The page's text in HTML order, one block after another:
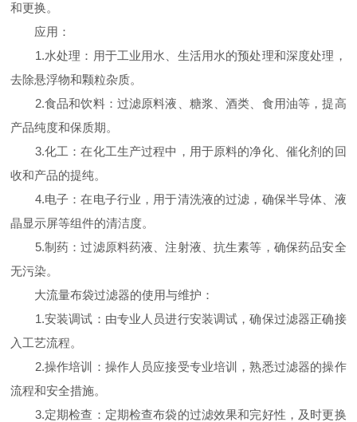
和更换。
应用：
1.水处理：用于工业用水、生活用水的预处理和深度处理，
去除悬浮物和颗粒杂质。
2.食品和饮料：过滤原料液、糖浆、酒类、食用油等，提高
产品纯度和保质期。
3.化工：在化工生产过程中，用于原料的净化、催化剂的回
收和产品的提纯。
4.电子：在电子行业，用于清洗液的过滤，确保半导体、液
晶显示屏等组件的清洁度。
5.制药：过滤原料药液、注射液、抗生素等，确保药品安全
无污染。
大流量布袋过滤器的使用与维护：
1.安装调试：由专业人员进行安装调试，确保过滤器正确接
入工艺流程。
2.操作培训：操作人员应接受专业培训，熟悉过滤器的操作
流程和安全措施。
3.定期检查：定期检查布袋的过滤效果和完好性，及时更换